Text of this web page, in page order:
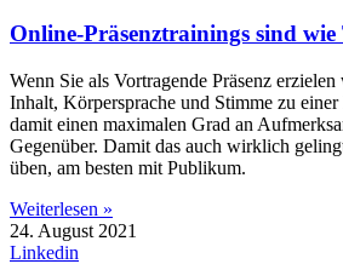
Online-Präsenztrainings sind
Wenn Sie als Vortragende Präsenz
Inhalt, Körpersprache und Stimme zu
damit einen maximalen Grad an
Gegenüber. Damit das auch wirklich
üben, am besten mit Publikum.
Weiterlesen »
24. August 2021
Linkedin